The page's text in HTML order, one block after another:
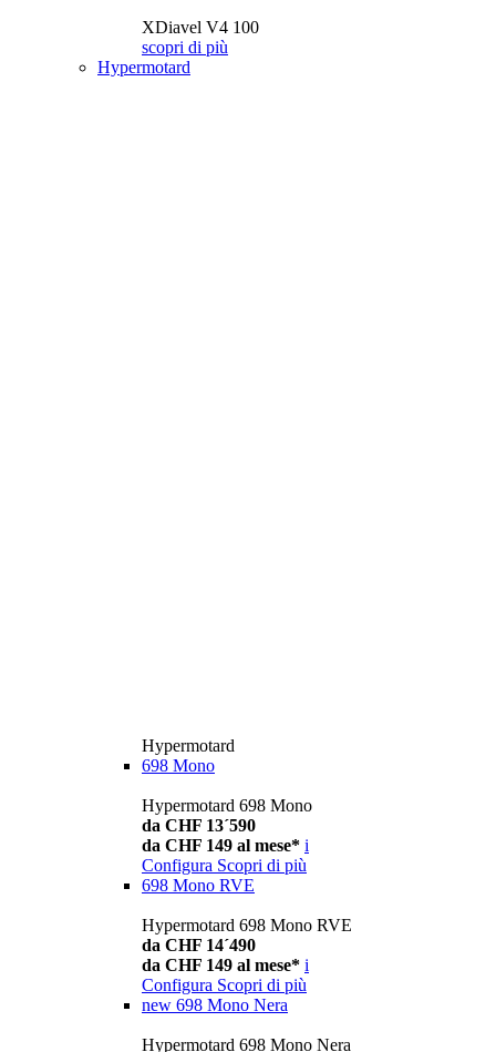
XDiavel V4 100
scopri di più
Hypermotard
Hypermotard
698 Mono
Hypermotard 698 Mono
da CHF 13´590
da CHF 149 al mese* i
Configura Scopri di più
698 Mono RVE
Hypermotard 698 Mono RVE
da CHF 14´490
da CHF 149 al mese* i
Configura Scopri di più
new 698 Mono Nera
Hypermotard 698 Mono Nera